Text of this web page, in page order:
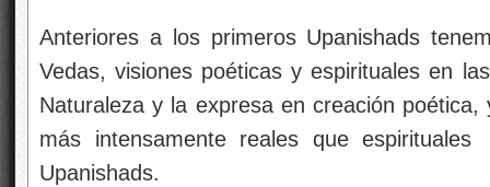
Anteriores a los primeros Upanishads
Vedas, visiones poéticas y espirituales en
Naturaleza y la expresa en creación
más intensamente reales que espirituales
Upanishads.